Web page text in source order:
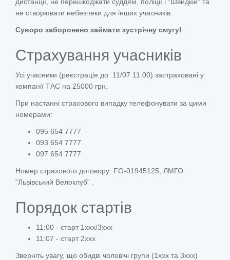
не створювати небезпеки для інших учасників.
Суворо заборонено займати зустрічну смугу!
Страхування учасників
Усі учасники (реєстрація до 11/07 11:00) застраховані у
компанії ТАС на 25000 грн.
При настанні страхового випадку телефонувати за цими
номерами:
095 654 7777
093 654 7777
097 654 7777
Номер страхового договору: FO-01945125, ЛМГО
"Львівський Велоклуб" .
Порядок стартів
11:00 - старт 1ххх/3ххх
11:07 - старт 2ххх
Зверніть увагу, що обидві чоловічі групи (1ххх та 3ххх)